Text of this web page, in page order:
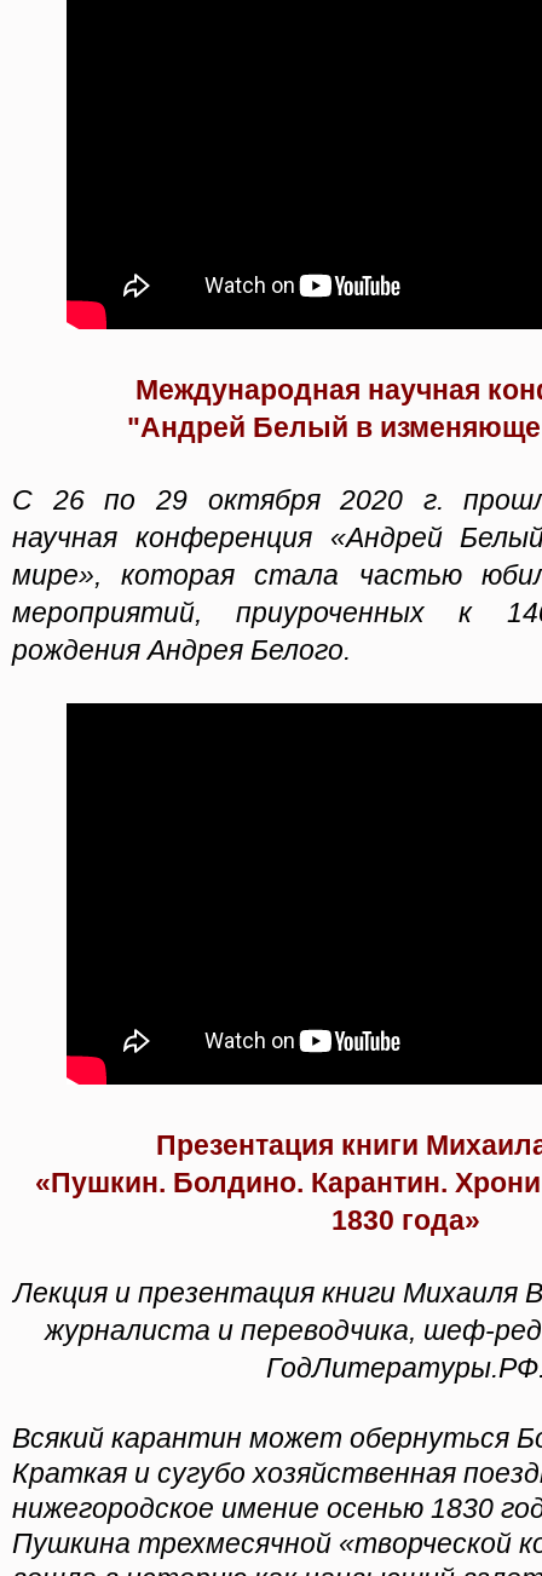
Международная научная
"Андрей Белый в
С 26 по 29 октября 2020 г.
научная конференция «Андрей
мире», которая стала частью
мероприятий, приуроченных к
рождения Андрея Белого.
Презентация книги
«Пушкин. Болдино. Карантин.
1830 года»
Лекция и презентация книги Михаиля
журналиста и переводчика, шеф-
Всякий карантин может обернуться
Краткая и сугубо хозяйственная
нижегородское имение осенью 1830
Пушкина трехмесячной «творческой